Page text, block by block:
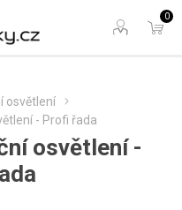
0
osvětlení
- Profi řada
osvětlení -